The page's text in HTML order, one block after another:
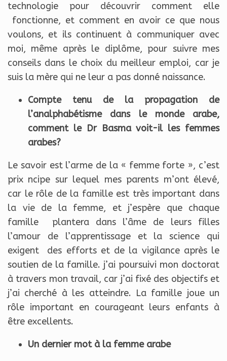
technologie pour découvrir comment elle
fonctionne, et comment en avoir ce que nous
voulons, et ils continuent à communiquer avec
moi, même après le diplôme, pour suivre mes
conseils dans le choix du meilleur emploi, car je
suis la mère qui ne leur a pas donné naissance.
Compte tenu de la propagation de
l’analphabétisme dans le monde arabe,
comment le Dr Basma voit-il les femmes
arabes?
Le savoir est l’arme de la « femme forte », c’est
prix ncipe sur lequel mes parents m’ont élevé,
car le rôle de la famille est très important dans
la vie de la femme, et j’espère que chaque
famille plantera dans l’âme de leurs filles
l’amour de l’apprentissage et la science qui
exigent des efforts et de la vigilance après le
soutien de la famille. j’ai poursuivi mon doctorat
à travers mon travail, car j’ai fixé des objectifs et
j’ai cherché à les atteindre. La famille joue un
rôle important en courageant leurs enfants à
être excellents.
Un dernier mot à la femme arabe